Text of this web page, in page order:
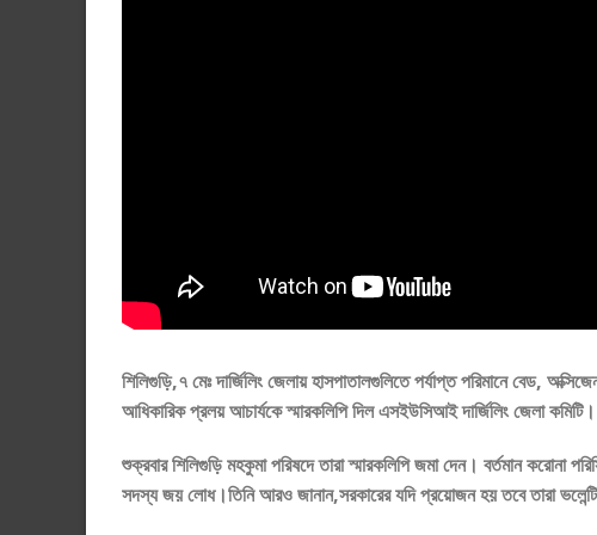
শিলিগুড়ি,৭ মেঃ দার্জিলিং জেলায় হাসপাতালগুলিতে পর্যাপ্ত পরিমানে বেড,
আধিকারিক প্রলয় আচার্যকে স্মারকলিপি দিল এসইউসিআই দার্জিলিং জেলা
শুক্রবার শিলিগুড়ি মহকুমা পরিষদে তারা স্মারকলিপি জমা দেন। বর্তমান করোনা
সদস্য জয় লোধ।তিনি আরও জানান,সরকারের যদি প্রয়োজন হয় তবে তারা